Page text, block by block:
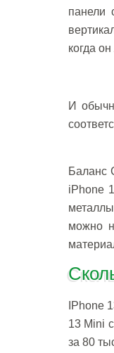
панели
когда
И
Баланс
iPhone
можно
IPhone
13 Mini
за 80